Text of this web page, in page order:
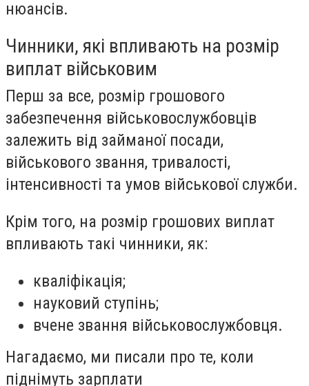
нюансів.
Чинники, які впливають на розмір
виплат військовим
Перш за все, розмір грошового
забезпечення військовослужбовців
залежить від займаної посади,
військового звання, тривалості,
інтенсивності та умов військової служби.
Крім того, на розмір грошових виплат
впливають такі чинники, як:
кваліфікація;
науковий ступінь;
вчене звання військовослужбовця.
Нагадаємо, ми писали про те, коли
піднімуть зарплати